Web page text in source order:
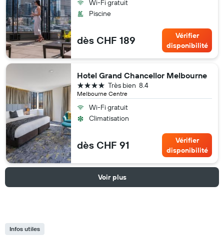
Wi-Fi gratuit
Piscine
dès CHF 189
Vérifier
disponibilité
Hotel Grand Chancellor Melbourne
Melbourne Centre
8.4
Très bien
4 étoiles
Wi-Fi gratuit
Climatisation
dès CHF 91
Vérifier
disponibilité
Voir plus
Infos utiles